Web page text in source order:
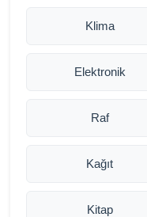
Klima
Elektronik
Raf
Kağıt
Kitap